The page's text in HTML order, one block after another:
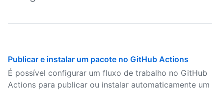
Publicar e instalar um pacote no GitHub Actions
É possível configurar um fluxo de trabalho no GitHub
Actions para publicar ou instalar automaticamente um